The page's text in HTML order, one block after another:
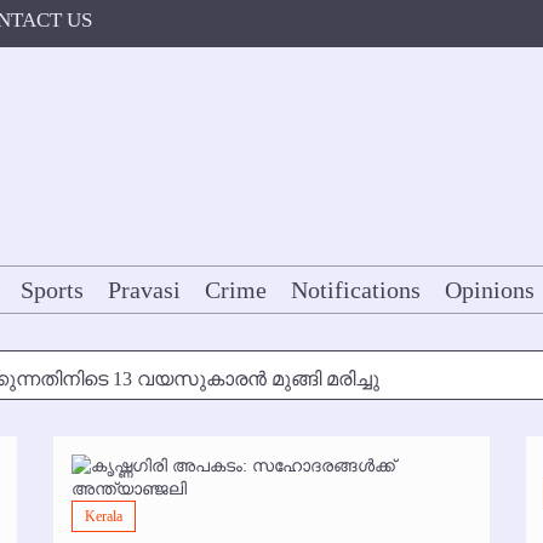
US
Sports Pravasi Crime Notifications Opinions
13 വയസുകാരന്‍ മുങ്ങി മരിച്ചു
മുതല്‍
ഇല്ല
Kerala